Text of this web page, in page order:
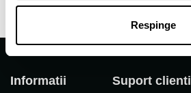
Respinge
Informatii Suport clienti